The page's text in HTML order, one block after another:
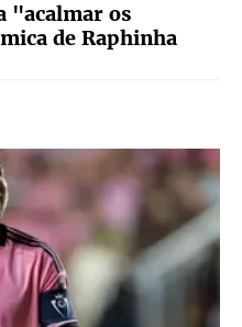
"acalmar os
de Raphinha